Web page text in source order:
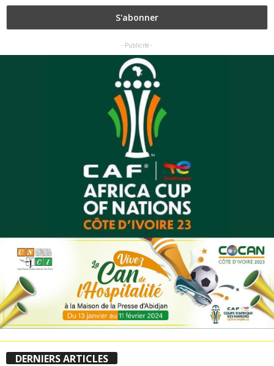
- Publicité -
DERNIERS ARTICLES